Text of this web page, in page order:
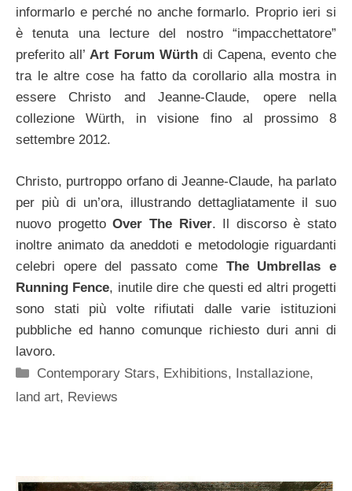
informarlo e perché no anche formarlo. Proprio ieri si
è tenuta una lecture del nostro “impacchettatore”
preferito all’ Art Forum Würth di Capena, evento che
tra le altre cose ha fatto da corollario alla mostra in
essere Christo and Jeanne-Claude, opere nella
collezione Würth, in visione fino al prossimo 8
settembre 2012.
Christo, purtroppo orfano di Jeanne-Claude, ha parlato
per più di un’ora, illustrando dettagliatamente il suo
nuovo progettoOver The River. Il discorso è stato
inoltre animato da aneddoti e metodologie riguardanti
celebri opere del passato come The Umbrellas e
Running Fence, inutile dire che questi ed altri progetti
sono stati più volte rifiutati dalle varie istituzioni
pubbliche ed hanno comunque richiesto duri anni di
lavoro.
Categorie
Contemporary Stars, Exhibitions, Installazione,
land art, Reviews